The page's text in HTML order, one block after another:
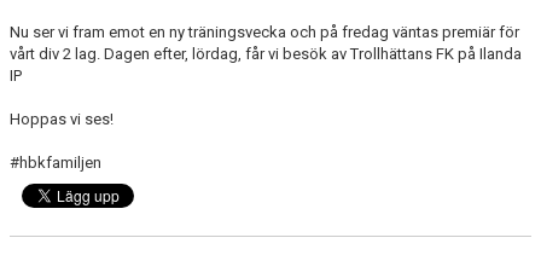
Nu ser vi fram emot en ny träningsvecka och på fredag väntas premiär för
vårt div 2 lag. Dagen efter, lördag, får vi besök av Trollhättans FK på Ilanda
IP
Hoppas vi ses!
#hbkfamiljen